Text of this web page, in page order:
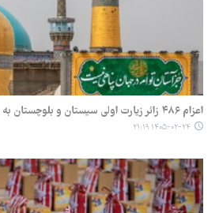
اعزام ۴۸۶ زائر زیارت اولی سیستان و بلوچستان به مشهد
۱۴۰۵-۰۲-۲۴ ۲۱:۱۹